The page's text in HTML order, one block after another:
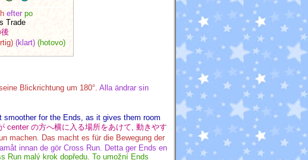
efter po
Trade
(klart) (hotovo)
Blickrichtung um 180°. Alla ändrar sin
for the Ends, as it gives them room
center の方へ横に入る場所をあけて, 動きやす
machen. Das macht es für die Bewegung der
innan de gör Cross Run. Detta ger Ends en
Run malý krok dopředu. To umožní Ends